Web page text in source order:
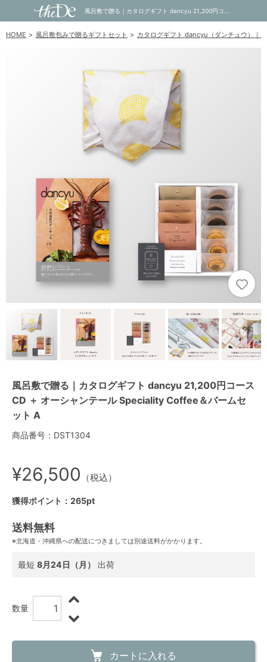
HOME 風呂敷包みで贈るギフトセット カタログギフト dancyu（ダンチュウ）｜
風呂敷で贈る｜カタログギフト dancyu 21,200円コース
CD ＋ オーシャンテール Speciality Coffee＆バームセ
ット A
商品番号：DST1304
¥26,500 （税込）
獲得ポイント：265pt
送料無料
※北海道・沖縄県への配送につきましては別途送料がかかります。
最短 8月24日（月） 出荷
数量
カートに入れる